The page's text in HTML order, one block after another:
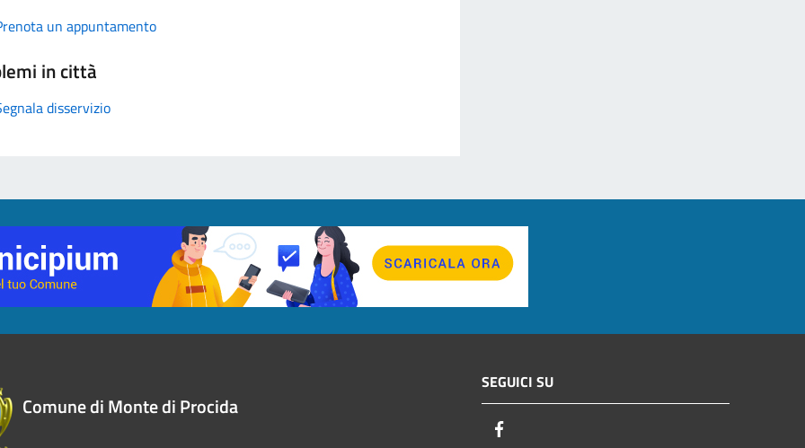
un appuntamento
in città
disservizio
Comune di Monte di Procida
SEGUICI SU